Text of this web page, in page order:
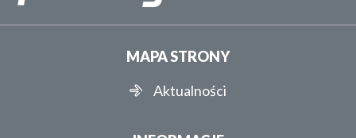
MAPA STRONY
Aktualności